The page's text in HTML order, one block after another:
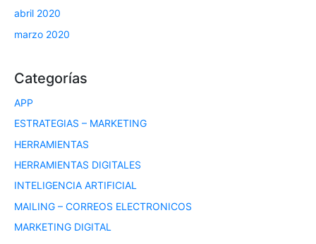
abril 2020
marzo 2020
Categorías
APP
ESTRATEGIAS – MARKETING
HERRAMIENTAS
HERRAMIENTAS DIGITALES
INTELIGENCIA ARTIFICIAL
MAILING – CORREOS ELECTRONICOS
MARKETING DIGITAL